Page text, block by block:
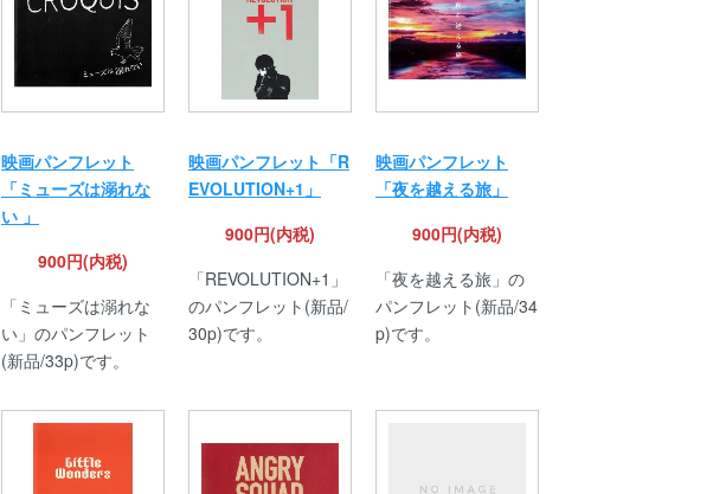
映画パンフレット
「ミューズは溺れな
い 」
900円(内税)
「ミューズは溺れな
い」のパンフレット
(新品/33p)です。
映画パンフレット「R
EVOLUTION+1」
900円(内税)
「REVOLUTION+1」
のパンフレット(新品/
30p)です。
映画パンフレット
「夜を越える旅」
900円(内税)
「夜を越える旅」の
パンフレット(新品/34
p)です。